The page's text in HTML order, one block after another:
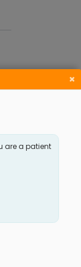
are a patient